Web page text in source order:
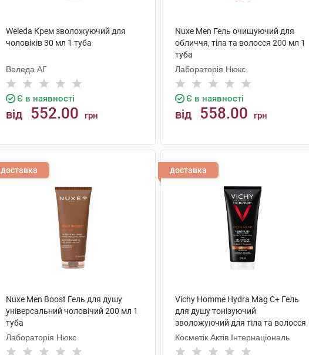
Weleda Крем зволожуючий для
чоловіків 30 мл 1 туба
Веледа АГ
Є в наявності
від 552.00 грн
Nuxe Men Гель очищуючий для
обличчя, тіла та волосся 200 мл 1
туба
Лабораторія Нюкс
Є в наявності
від 558.00 грн
доставка
Nuxe Men Boost Гель для душу
універсальний чоловічий 200 мл 1
туба
Лабораторія Нюкс
доставка
Vichy Homme Hydra Mag C+ Гель
для душу тонізуючий
зволожуючий для тіла та волосся
200 мл 1 туба
Косметік Актів Інтернаціональ